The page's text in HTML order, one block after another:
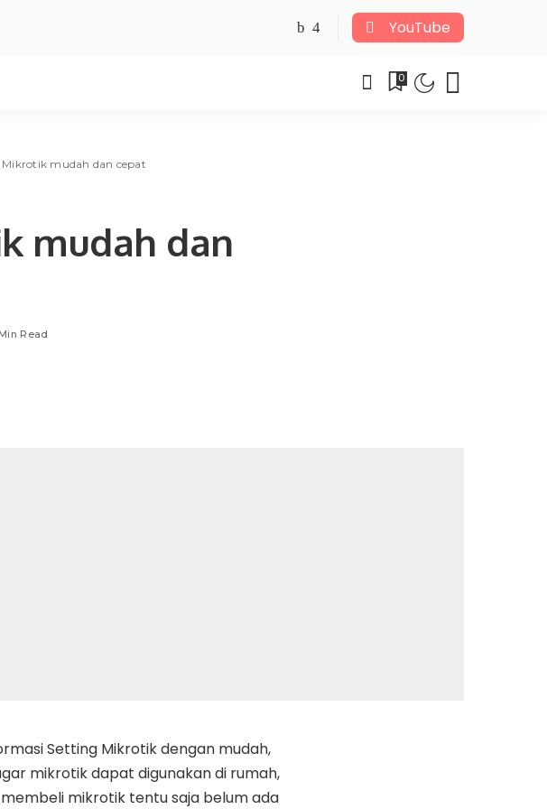
YouTube
0
Mikrotik mudah dan cepat
mudah dan
Read
Setting Mikrotik dengan mudah,
mikrotik dapat digunakan di rumah,
mikrotik tentu saja belum ada